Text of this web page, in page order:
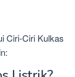
Ciri-Ciri Kulkas